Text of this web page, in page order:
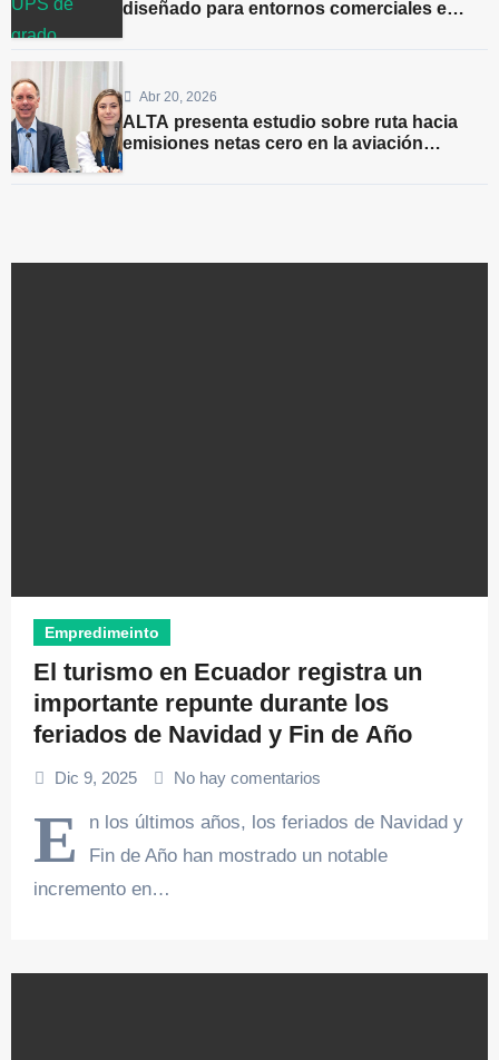
diseñado para entornos comerciales e
Abr 20, 2026
ALTA presenta estudio sobre ruta hacia
emisiones netas cero en la aviación
Empredimeinto
El turismo en Ecuador registra un
importante repunte durante los
feriados de Navidad y Fin de Año​
Dic 9, 2025 No hay comentarios
E
n los últimos años, los feriados de Navidad y
Fin de Año han mostrado un notable
incremento en…